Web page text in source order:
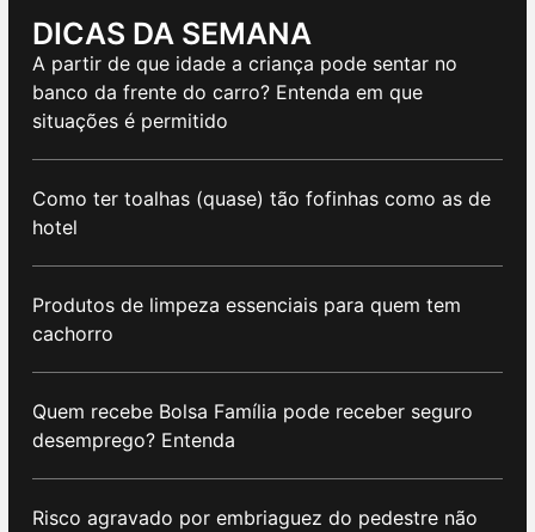
DICAS DA SEMANA
A partir de que idade a criança pode sentar no
banco da frente do carro? Entenda em que
situações é permitido
Como ter toalhas (quase) tão fofinhas como as de
hotel
Produtos de limpeza essenciais para quem tem
cachorro
Quem recebe Bolsa Família pode receber seguro
desemprego? Entenda
Risco agravado por embriaguez do pedestre não